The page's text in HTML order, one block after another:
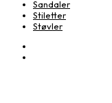
Sandaler
Stiletter
Støvler